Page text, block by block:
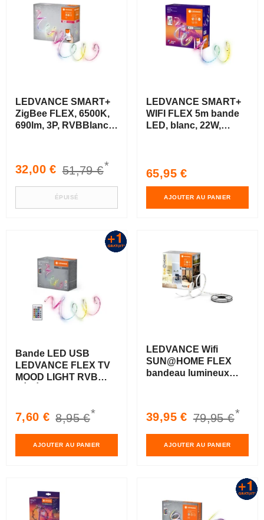
LEDVANCE SMART+
ZigBee FLEX, 6500K,
690lm, 3P, RVBBlanc,
Prix
soldé
32,00 € Prix
habituel
51,79 €*
ÉPUISÉ
LEDVANCE SMART+
WIFI FLEX 5m bande
LED, blanc, 22W,
Prix
habituel
65,95 €
AJOUTER AU PANIER
Bande LED USB
LEDVANCE FLEX TV
MOOD LIGHT RVB
Prix
soldé
7,60 € Prix
habituel
8,95 €*
AJOUTER AU PANIER
LEDVANCE Wifi
SUN@HOME FLEX
bandeau lumineux
Prix
soldé
39,95 € Prix
habituel
79,95 €*
AJOUTER AU PANIER